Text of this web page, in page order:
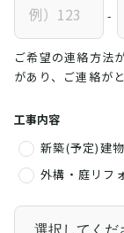
-
ご希望の連絡方法
があり、ご連絡が
工事内容
新築(予定)建
外構・庭リフ